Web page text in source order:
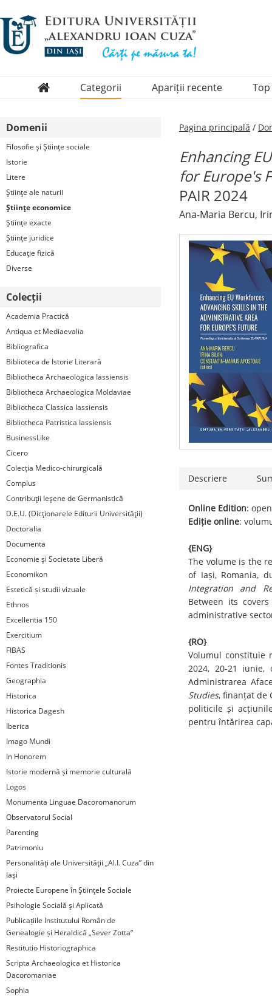
Categorii
Periodice
Apariții recente Top
Domenii
Filosofie şi Ştiinţe sociale
Istorie
Litere
Ştiinţe ale naturii
Ştiinţe economice
Ştiinţe exacte
Ştiinţe juridice
Educaţie fizică
Diverse
Colecții
Academia Practică
Antiqua et Mediaevalia
Bibliografica
Biblioteca de Istorie Literară
Bibliotheca Archaeologica Iassiensis
Bibliotheca Archaeologica Moldaviae
Bibliotheca Classica Iassiensis
Bibliotheca Patristica Iassiensis
BusinessLike
Cicero
Colecția Medico-chirurgicală
Complus
Contribuţii Ieşene de Germanistică
D.E.U. (Dicţionarele Editurii Universităţii)
Doctoralia
Documenta
Economie şi Societate Liberă
Economikon
Estetică și studii vizuale
Ethnos
Excellentia 150
Exercitium
FIBAS
Fontes Traditionis
Geographia
Historica
Historica Dagesh
Iberica
Imago Mundi
In Honorem
Istorie modernă și memorie culturală
Logos
Monumenta Linguae Dacoromanorum
Observatorul Social
Parenting
Patrimoniu
Personalităţi ale Universităţii „Al.I. Cuza” din
Iaşi
Proiecte Europene în Ştiinţele Sociale
Psihologie Socială şi Aplicată
Publicațiile Institutului Român de
Genealogie și Heraldică „Sever Zotta”
Restitutio Historiographica
Scripta Archaeologica et Historica
Dacoromaniae
Sophia
Pagina principală /
Enhancing
for Europe's
PAIR 2024
Ana-Maria Bercu,
Descriere
Online Edition:
Ediție online:
{ENG}
The volume is the
of Iași, Romania,
Integration and
Between its
administrative
{RO}
Volumul constituie
2024, 20-21 iunie,
Administrarea
Studies, finanțat de
politicile și
pentru întărirea